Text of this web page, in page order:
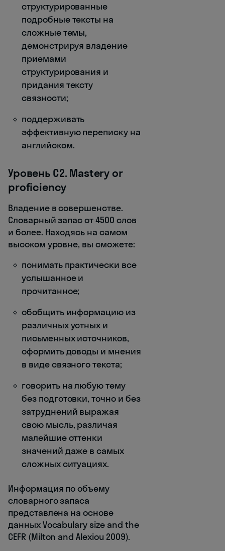
структурированные
подробные тексты на
сложные темы,
демонстрируя владение
приемами
структурирования и
придания тексту
связности;
поддерживать
эффективную переписку на
английском.
Уровень C2. Mastery or
proficiency
Владение в совершенстве.
Словарный запас от 4500 слов
и более. Находясь на самом
высоком уровне, вы сможете:
понимать практически все
услышанное и
прочитанное;
обобщить информацию из
различных устных и
письменных источников,
оформить доводы и мнения
в виде связного текста;
говорить на любую тему
без подготовки, точно и без
затруднений выражая
свою мысль, различая
малейшие оттенки
значений даже в самых
сложных ситуациях.
Информация по объему
словарного запаса
представлена на основе
данных Vocabulary size and the
CEFR (Milton and Alexiou 2009).